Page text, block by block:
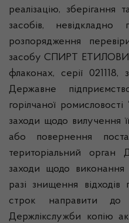
реалізацію, зберігання
засобів, невідкладно
розпорядження
засобу СПИРТ
флаконах, серії
Державне
горілчаної
заходи щодо вилучення
або повернення
територіальний орган
заходи щодо
разі знищення
строк направити до
Держлікслужби копію